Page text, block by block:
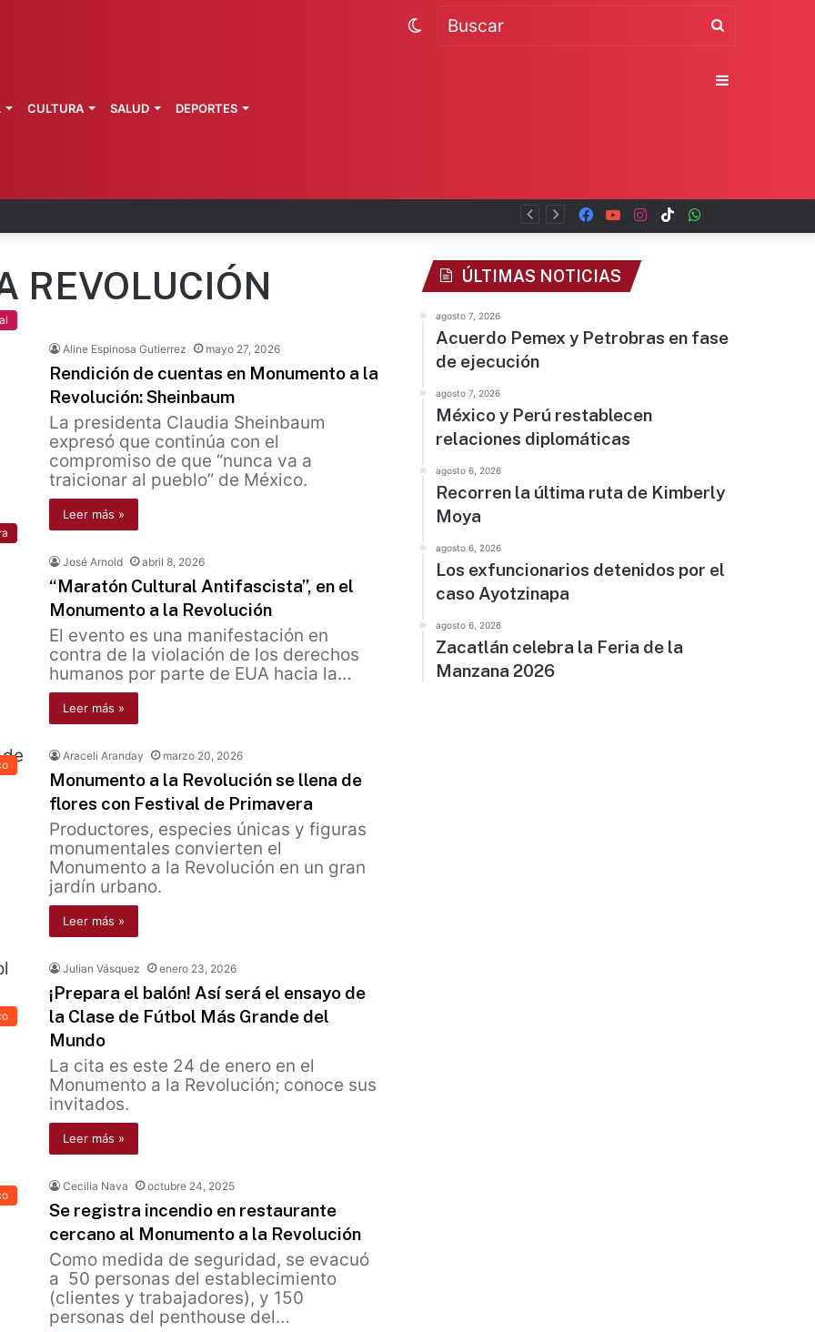
Perú restablecen relaciones diplomáticas TikTok
Instagram
YouTube
Facebook
CULTURA SALUD DEPORTES
Switch
REVOLUCIÓN
Aline Espinosa Gutierrez mayo 27, 2026
Rendición de cuentas en Monumento a la
Revolución: Sheinbaum
La presidenta Claudia Sheinbaum
expresó que continúa con el
compromiso de que “nunca va a
traicionar al pueblo” de México.
Leer más »
José Arnold abril 8, 2026
“Maratón Cultural Antifascista”, en el
Monumento a la Revolución
El evento es una manifestación en
contra de la violación de los derechos
humanos por parte de EUA hacia la…
Leer más »
Araceli Aranday marzo 20, 2026
Monumento a la Revolución se llena de
flores con Festival de Primavera
Productores, especies únicas y figuras
monumentales convierten el
Monumento a la Revolución en un gran
jardín urbano.
Leer más »
Julian Vásquez enero 23, 2026
¡Prepara el balón! Así será el ensayo de
la Clase de Fútbol Más Grande del
Mundo
La cita es este 24 de enero en el
Monumento a la Revolución; conoce sus
invitados.
Leer más »
Cecilia Nava octubre 24, 2025
Se registra incendio en restaurante
cercano al Monumento a la Revolución
Como medida de seguridad, se evacuó
a 50 personas del establecimiento
(clientes y trabajadores), y 150
personas del penthouse del…
ÚLTIMAS NOTICIAS
agosto 7, 2026
Acuerdo Pemex y Petrobras en fase
de ejecución
agosto 7, 2026
México y Perú restablecen
relaciones diplomáticas
agosto 6, 2026
Recorren la última ruta de Kimberly
Moya
agosto 6, 2026
Los exfuncionarios detenidos por el
caso Ayotzinapa
agosto 6, 2026
Zacatlán celebra la Feria de la
Manzana 2026